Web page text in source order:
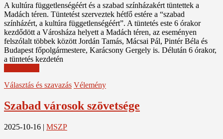
A kultúra függetlenségéért és a szabad színházakért tüntettek a
Madách téren. Tüntetést szerveztek hétfő estére a “szabad
színházért, a kultúra függetlenségéért”. A tüntetés este 6 órakor
kezdődött a Városháza helyett a Madách téren, az eseményen
felszólalt többek között Jordán Tamás, Mácsai Pál, Pintér Béla és
Budapest főpolgármestere, Karácsony Gergely is. Délután 6 órakor,
a tüntetés kezdetén
Választás és szavazás Vélemény
Szabad városok szövetsége
2025-10-16 | MSZP